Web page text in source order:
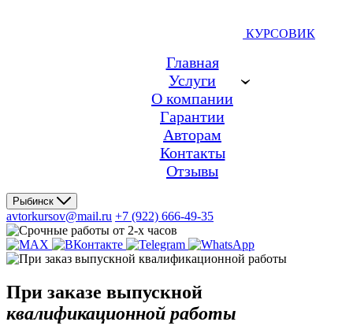
КУРСОВИК
Главная
Услуги
О компании
Гарантии
Авторам
Контакты
Отзывы
Рыбинск
avtorkursov@mail.ru +7 (922) 666-49-35
При заказе выпускной
квалификационной работы